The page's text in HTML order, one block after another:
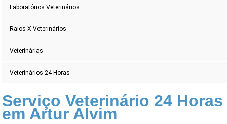
Laboratórios Veterinários
Raios X Veterinários
Veterinárias
Veterinários 24 Horas
Serviço Veterinário 24 Horas
em Artur Alvim